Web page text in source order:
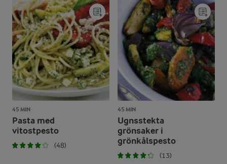
45 MIN
Pasta med
vitostpesto
(48)
45 MIN
Ugnsstekta
grönsaker i
grönkålspesto
(13)